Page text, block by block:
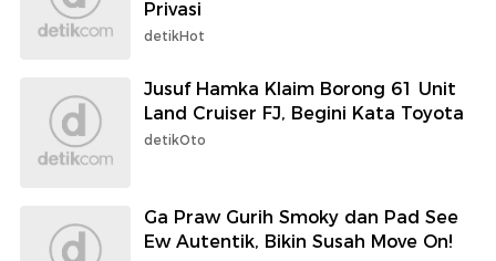
Privasi
detikHot
Jusuf Hamka Klaim Borong 61 Unit
Land Cruiser FJ, Begini Kata Toyota
detikOto
Ga Praw Gurih Smoky dan Pad See
Ew Autentik, Bikin Susah Move On!